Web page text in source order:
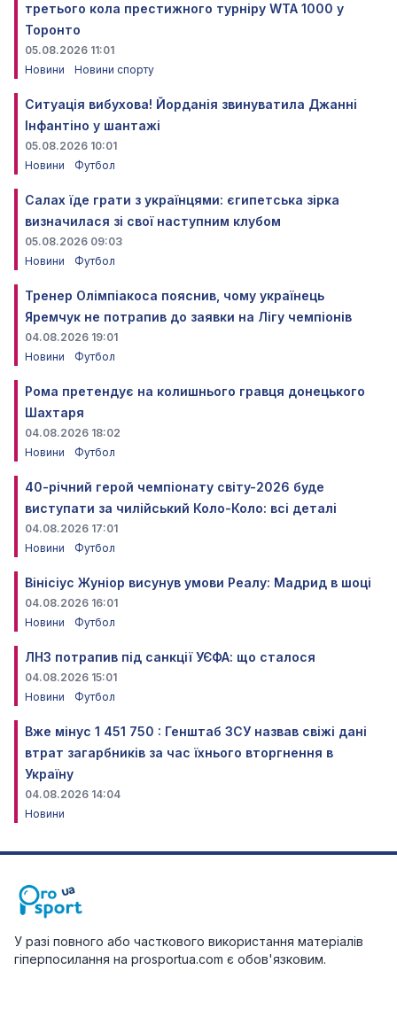
третього кола престижного турніру WTA 1000 у
Торонто
05.08.2026 11:01
Новини
Новини спорту
Ситуація вибухова! Йорданія звинуватила Джанні
Інфантіно у шантажі
05.08.2026 10:01
Новини
Футбол
Салах їде грати з українцями: єгипетська зірка
визначилася зі свої наступним клубом
05.08.2026 09:03
Новини
Футбол
Тренер Олімпіакоса пояснив, чому українець
Яремчук не потрапив до заявки на Лігу чемпіонів
04.08.2026 19:01
Новини
Футбол
Рома претендує на колишнього гравця донецького
Шахтаря
04.08.2026 18:02
Новини
Футбол
40-річний герой чемпіонату світу-2026 буде
виступати за чилійський Коло-Коло: всі деталі
04.08.2026 17:01
Новини
Футбол
Вінісіус Жуніор висунув умови Реалу: Мадрид в шоці
04.08.2026 16:01
Новини
Футбол
ЛНЗ потрапив під санкції УЄФА: що сталося
04.08.2026 15:01
Новини
Футбол
Вже мінус 1 451 750 : Генштаб ЗСУ назвав свіжі дані
втрат загарбників за час їхнього вторгнення в
Україну
04.08.2026 14:04
Новини
У разі повного або часткового використання матеріалів
гіперпосилання на prosportua.com є обов'язковим.